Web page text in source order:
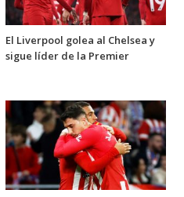
El Liverpool golea al Chelsea y
sigue líder de la Premier